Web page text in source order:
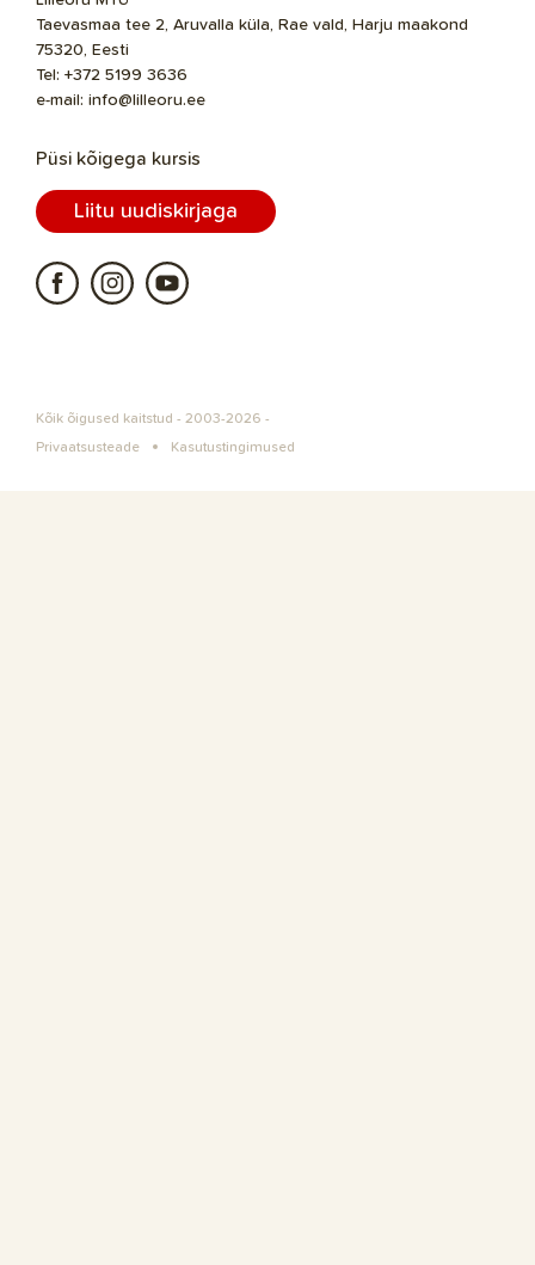
Taevasmaa tee 2, Aruvalla küla, Rae vald, Harju maakond
75320, Eesti
Tel: +372 5199 3636
e-mail: info@lilleoru.ee
Püsi kõigega kursis
Liitu uudiskirjaga
Kõik õigused kaitstud - 2003-2026 -
Privaatsusteade
Kasutustingimused